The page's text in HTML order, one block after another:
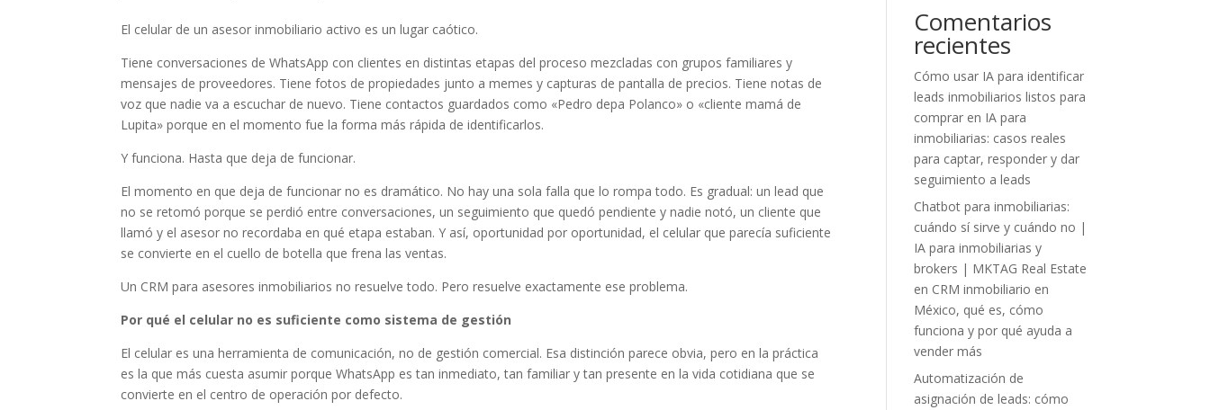
El celular de un asesor inmobiliario activo es un lugar caótico.
Tiene conversaciones de WhatsApp con clientes en distintas etapas del proceso mezcladas con grupos familiares y
mensajes de proveedores. Tiene fotos de propiedades junto a memes y capturas de pantalla de precios. Tiene notas de
voz que nadie va a escuchar de nuevo. Tiene contactos guardados como «Pedro depa Polanco» o «cliente mamá de
Lupita» porque en el momento fue la forma más rápida de identificarlos.
Y funciona. Hasta que deja de funcionar.
El momento en que deja de funcionar no es dramático. No hay una sola falla que lo rompa todo. Es gradual: un lead que
no se retomó porque se perdió entre conversaciones, un seguimiento que quedó pendiente y nadie notó, un cliente que
llamó y el asesor no recordaba en qué etapa estaban. Y así, oportunidad por oportunidad, el celular que parecía suficiente
se convierte en el cuello de botella que frena las ventas.
Un CRM para asesores inmobiliarios no resuelve todo. Pero resuelve exactamente ese problema.
Por qué el celular no es suficiente como sistema de gestión
El celular es una herramienta de comunicación, no de gestión comercial. Esa distinción parece obvia, pero en la práctica
es la que más cuesta asumir porque WhatsApp es tan inmediato, tan familiar y tan presente en la vida cotidiana que se
convierte en el centro de operación por defecto.
Comentarios
recientes
Cómo usar IA para identificar
leads inmobiliarios listos para
comprar en IA para
inmobiliarias: casos reales
para captar, responder y dar
seguimiento a leads
Chatbot para inmobiliarias:
cuándo sí sirve y cuándo no |
IA para inmobiliarias y
brokers | MKTAG Real Estate
en CRM inmobiliario en
México, qué es, cómo
funciona y por qué ayuda a
vender más
Automatización de
asignación de leads: cómo